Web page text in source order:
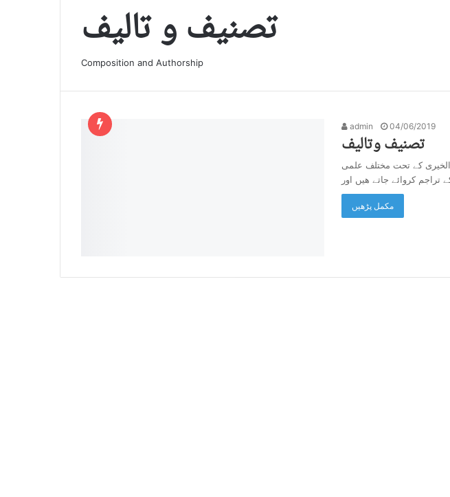
تصنیف و تالیف
Composition and Authorship
admin 04/06/2019
تصنیف وتالیف
الخیری کے تحت مختلف علمی
مکمل پڑھیں